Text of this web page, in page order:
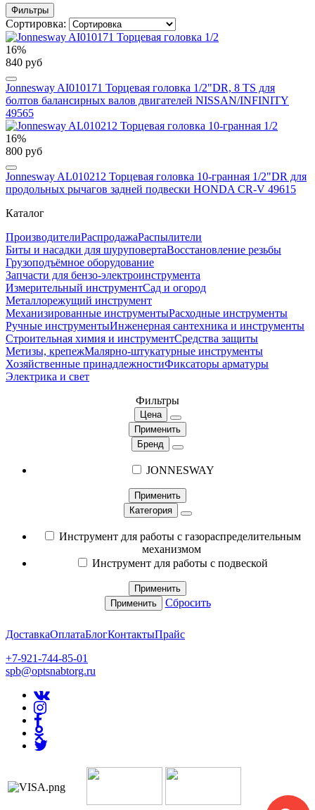
Фильтры
Сортировка:
16%
840 руб
Jonnesway AI010171 Торцевая головка 1/2"DR, 8 TS для
болтов балансирных валов двигателей NISSAN/INFINITY
49565
16%
800 руб
Jonnesway AL010212 Торцевая головка 10-гранная 1/2"DR для
продольных рычагов задней подвески HONDA CR-V 49615
Каталог
ПроизводителиРаспродажаРаспылители
Биты и насадки для шуруповертаВосстановление резьбы
Грузоподъёмное оборудование
Запчасти для бензо-электроинструмента
Измерительный инструментСад и огород
Металлорежущий инструмент
Механизированные инструментыРасходные инструменты
Ручные инструментыИнженерная сантехника и инструменты
Строительная химия и инструментСредства защиты
Метизы, крепежМалярно-штукатурные инструменты
Хозяйственные принадлежностиФиксаторы арматуры
Электрика и свет
Фильтры
Цена
Применить
Бренд
JONNESWAY
Применить
Категория
Инструмент для работы с газораспределительным
механизмом
Инструмент для работы с подвеской
Применить
Применить
Сбросить
ДоставкаОплатаБлогКонтактыПрайс
+7-921-744-85-01
spb@optsnabtorg.ru